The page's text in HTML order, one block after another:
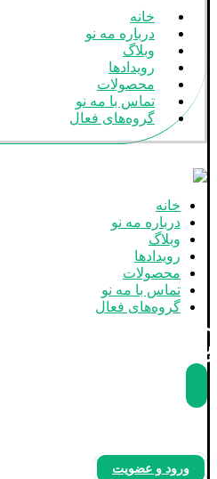
خانه
درباره مه نو
وبلاگ
رویدادها
محصولات
تماس با مه نو
گروه‌های فعال
خانه
درباره مه نو
وبلاگ
رویدادها
محصولات
تماس با مه نو
گروه‌های فعال
بله
ورود و عضویت